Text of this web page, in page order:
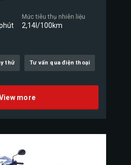
Mức tiêu thụ nhiên liệu
2,14l/100km
thử Tư vấn qua điện thoại
more